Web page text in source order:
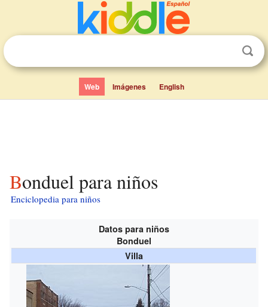
Web Imágenes English
Bonduel para niños
Enciclopedia para niños
Datos para niños
Bonduel
Villa